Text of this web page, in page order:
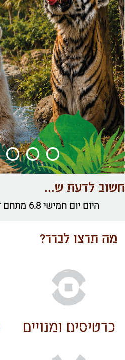
חשוב לדעת ש...
היום יום חמישי 6.8 מתחם דשא ציפורים ודשא גירפות יהיה סגור לקהל עקב אירוע, עמכם הסליחה. , על מנת לבקר בספארי נדרש לבצע שריון מקומות מקומות מראש- לפרטים לחץ כאן
מה תרצו לברר?
כרטיסים ומנויים